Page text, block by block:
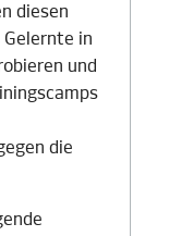
diesen
in
und
die